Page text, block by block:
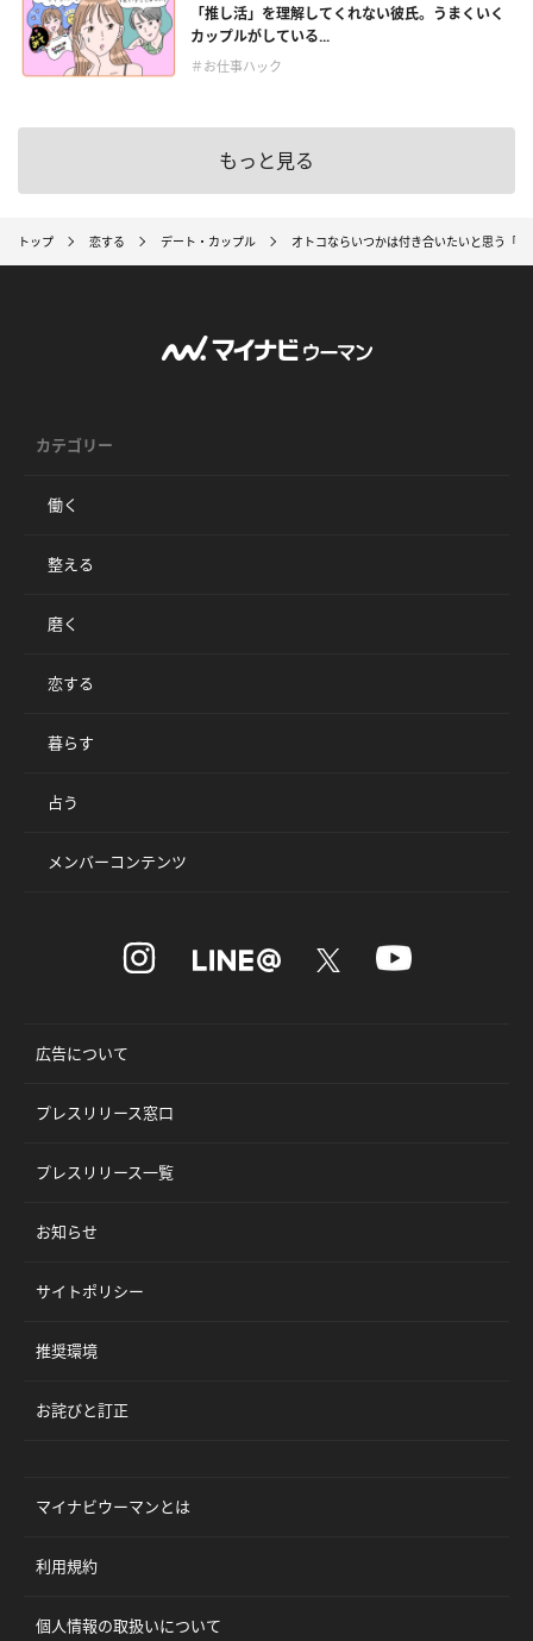
「推し活」を理解してくれない彼氏。うまくいく
カップルがしている...
＃お仕事ハック
もっと見る
トップ 恋する デート・カップル オトコならいつかは付き合いたいと思う「
カテゴリー
働く
整える
磨く
恋する
暮らす
占う
メンバーコンテンツ
広告について
プレスリリース窓口
プレスリリース一覧
お知らせ
サイトポリシー
推奨環境
お詫びと訂正
マイナビウーマンとは
利用規約
個人情報の取扱いについて